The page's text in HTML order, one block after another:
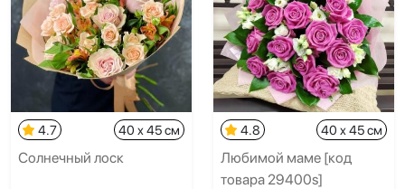
4.7 40 x 45 см
Солнечный лоск
4.8 40 x 45 см
Любимой маме [код
товара 29400s]